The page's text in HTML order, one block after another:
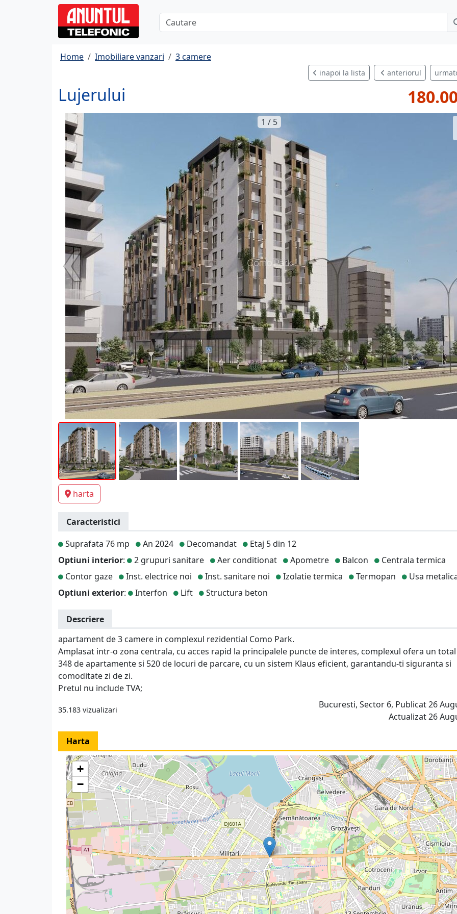
Home Imobiliare vanzari 3 camere
inapoi la lista anteriorul
Lujerului
1 / 5
harta
Caracteristici
Suprafata 76 mp
An 2024 Decomandat
Etaj 5 din 12
Optiuni interior: 2 grupuri sanitare Aer conditionat Apometre Balcon
Centrala termica
Contor gaze
Inst. electrice noi Inst. sanitare noi Izolatie termica Termopan
Usa
Optiuni exterior: Interfon Lift Structura beton
Descriere
apartament de 3 camere in complexul rezidential Como Park.
Amplasat intr-o zona centrala, cu acces rapid la principalele puncte de interes, complexul ofera un
348 de apartamente si 520 de locuri de parcare, cu un sistem Klaus eficient, garantandu-ti siguranta si
comoditate zi de zi.
Pretul nu include TVA;
35.183 vizualizari
Bucuresti, Sector 6, Publicat 26
Actualizat 26
Harta
+
−